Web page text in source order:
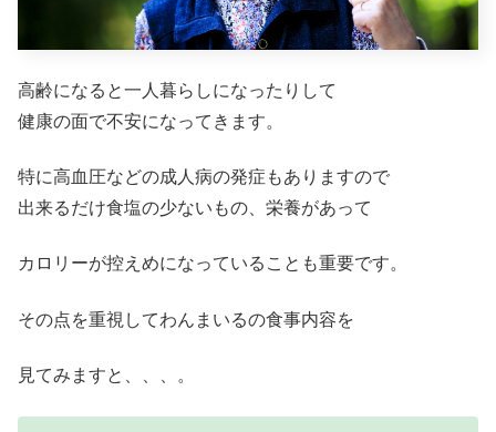
高齢になると一人暮らしになったりして
健康の面で不安になってきます。
特に高血圧などの成人病の発症もありますので
出来るだけ食塩の少ないもの、栄養があって
カロリーが控えめになっていることも重要です。
その点を重視してわんまいるの食事内容を
見てみますと、、、。